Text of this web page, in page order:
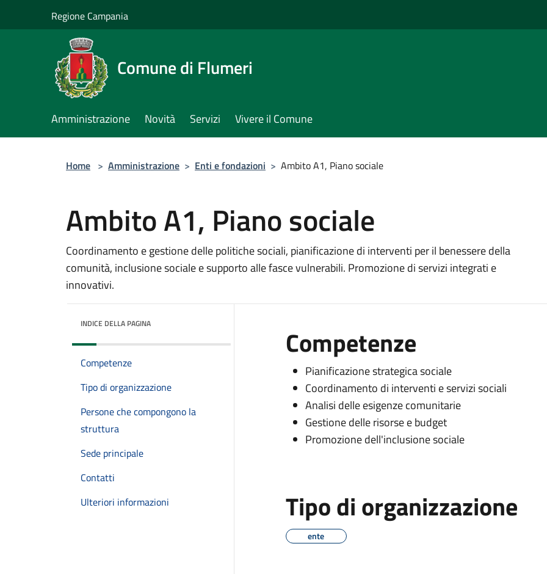
Regione Campania
Comune di Flumeri
Amministrazione Novità Servizi Vivere il Comune
Home > Amministrazione > Enti e fondazioni > Ambito A1, Piano sociale
Ambito A1, Piano sociale
Coordinamento e gestione delle politiche sociali, pianificazione di interventi per il benessere della
comunità, inclusione sociale e supporto alle fasce vulnerabili. Promozione di servizi integrati e
innovativi.
INDICE DELLA PAGINA
Competenze
Tipo di organizzazione
Persone che compongono la
struttura
Sede principale
Contatti
Ulteriori informazioni
Competenze
Pianificazione strategica sociale
Coordinamento di interventi e servizi sociali
Analisi delle esigenze comunitarie
Gestione delle risorse e budget
Promozione dell'inclusione sociale
Tipo di organizzazione
ente